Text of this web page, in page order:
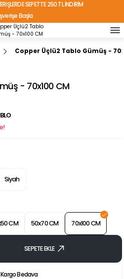
SEPETTE 250 TL İNDİRİM
Başla
YERİNE ÜCRETSİZ KARGO!
Copper Üçlü2 Tablo Gümüş -
- 70x100 CM
Siyah
CM 50x70 CM 70x100 CM
SEPETE EKLE
Kargo Bedava